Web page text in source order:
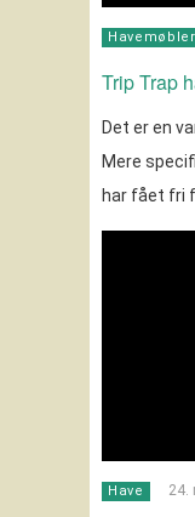
Havemøbler
Trip Trap
Det er en
Mere
har fået fri
Have 24.